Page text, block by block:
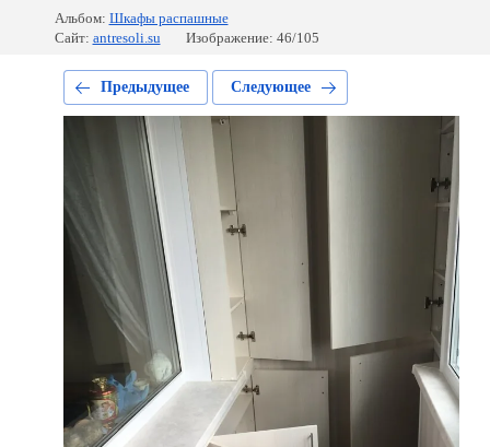
Альбом: Шкафы распашные
Сайт: antresoli.su Изображение: 46/105
Предыдущее Следующее